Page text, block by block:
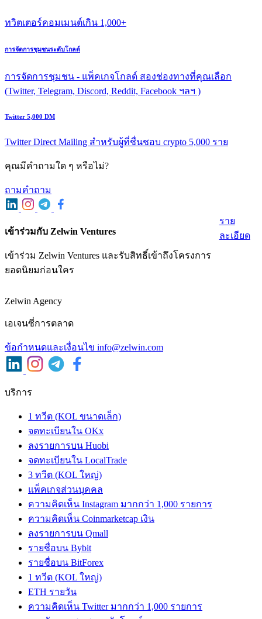
ทวิตเตอร์คอมเมนต์เกิน 1,000+
การจัดการชุมชนระดับโกลด์
การจัดการชุมชน - แพ็คเกจโกลด์ สองช่องทางที่คุณเลือก
(Twitter, Telegram, Discord, Reddit, Facebook ฯลฯ )
Twitter 5,000 DM
Twitter Direct Mailing สำหรับผู้ที่ชื่นชอบ crypto 5,000 ราย
คุณมีคําถามใด ๆ หรือไม่?
ถามคําถาม
เข้าร่วมกับ Zelwin Ventures
เข้าร่วม Zelwin Ventures และรับสิทธิ์เข้าถึงโครงการ
ยอดนิยมก่อนใคร
ราย
ละเอียด
Zelwin Agency
เอเจนซี่การตลาด
ข้อกําหนดและเงื่อนไข info@zelwin.com
บริการ
1 ทวีต (KOL ขนาดเล็ก)
จดทะเบียนใน OKx
ลงรายการบน Huobi
จดทะเบียนใน LocalTrade
3 ทวีต (KOL ใหญ่)
แพ็คเกจส่วนบุคคล
ความคิดเห็น Instagram มากกว่า 1,000 รายการ
ความคิดเห็น Coinmarketcap เงิน
ลงรายการบน Qmall
รายชื่อบน Bybit
รายชื่อบน BitForex
1 ทวีต (KOL ใหญ่)
ETH รายวัน
ความคิดเห็น Twitter มากกว่า 1,000 รายการ